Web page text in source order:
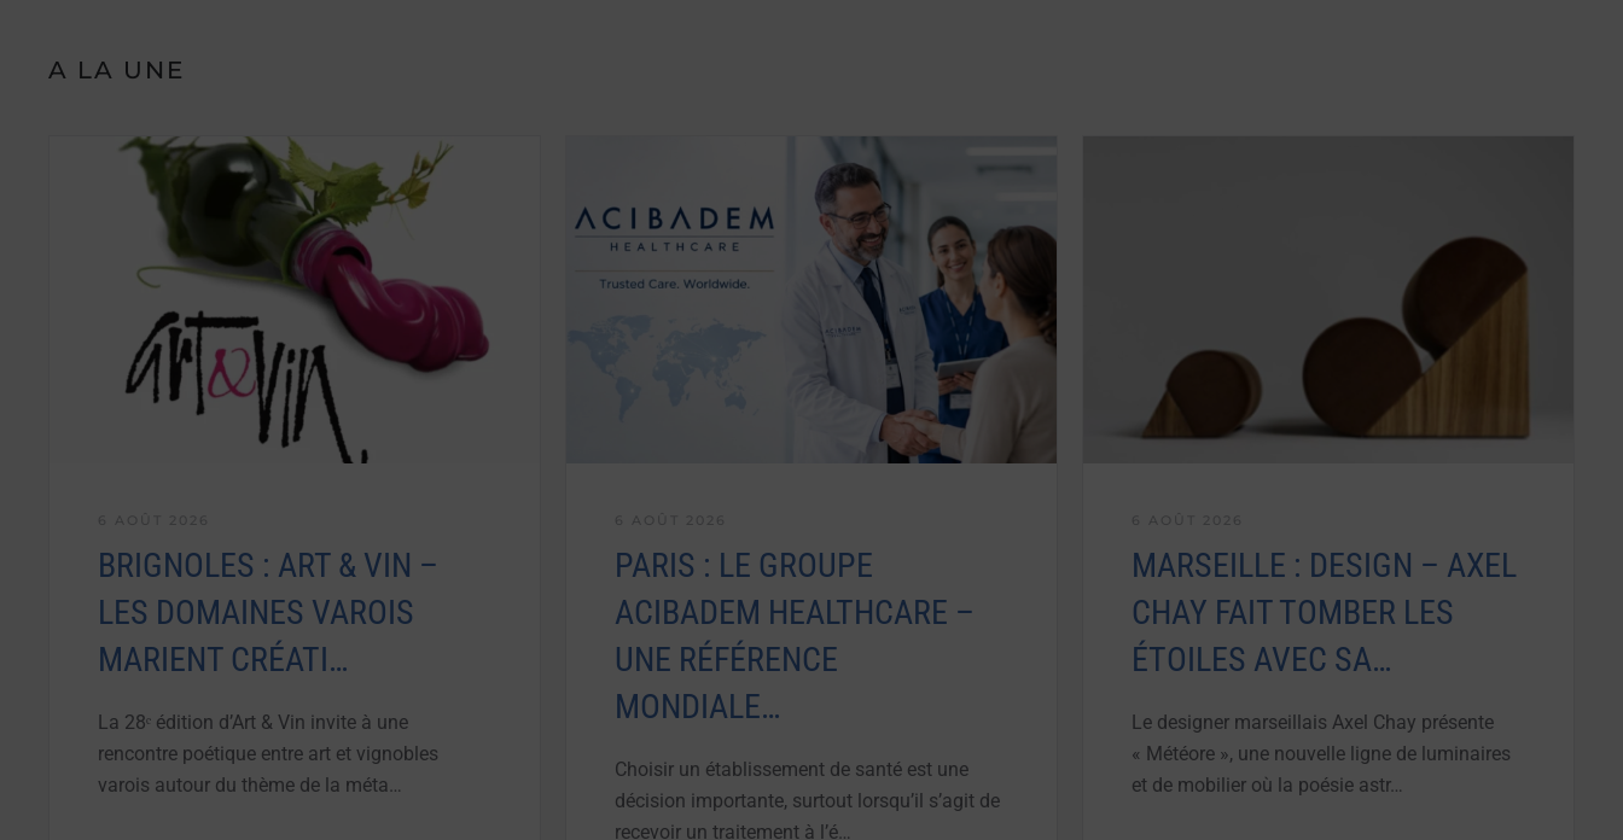
A LA UNE
BRIGNOLES : ART & VIN –
LES DOMAINES VAROIS
MARIENT CRÉATI…
La 28ᵉ édition d’Art & Vin invite à une
rencontre poétique entre art et vignobles
varois autour du thème de la méta…
PARIS : LE GROUPE
ACIBADEM HEALTHCARE –
UNE RÉFÉRENCE
MONDIALE…
Choisir un établissement de santé est une
décision importante, surtout lorsqu’il s’agit de
recevoir un traitement à l’é…
MARSEILLE : DESIGN – AXEL
CHAY FAIT TOMBER LES
ÉTOILES AVEC SA…
Le designer marseillais Axel Chay présente
« Météore », une nouvelle ligne de luminaires
et de mobilier où la poésie astr…